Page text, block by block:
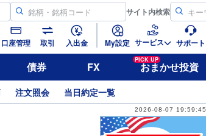
サイト内検索
口座管理 取引 入出金 My設定 サービス サポート
債券 FX
PICK UP
おまかせ投資
注文照会 当日約定一覧
2026-08-07 19:59:45